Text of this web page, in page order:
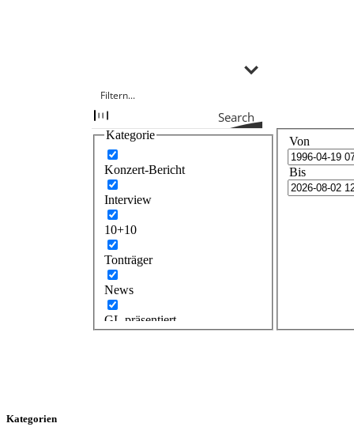
Search
Kategorie
Konzert-Bericht
Interview
10+10
Tonträger
News
GL präsentiert
Von
Bis
Kategorien